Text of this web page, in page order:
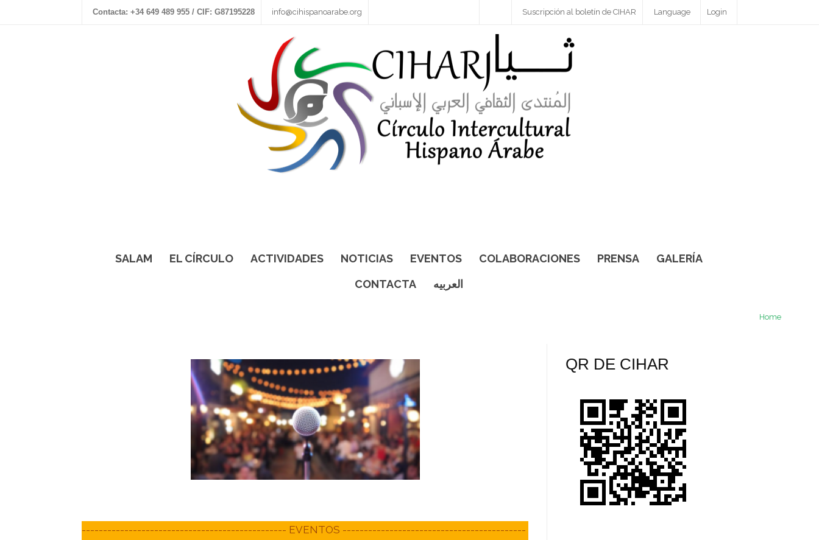
Contacta: +34 649 489 955 / CIF: G87195228 info@cihispanoarabe.org Login
Language
Suscripción al boletín de CIHAR
SALAM EL CÍRCULO ACTIVIDADES NOTICIAS EVENTOS COLABORACIONES PRENSA
GALERÍA
CONTACTA
العربيه
Home
------------------------------------------------ EVENTOS -------------------------------------------
QR DE CIHAR